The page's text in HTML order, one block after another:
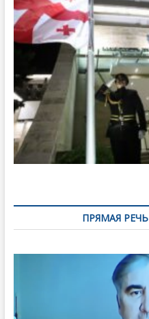
ПРЯМАЯ РЕЧЬ